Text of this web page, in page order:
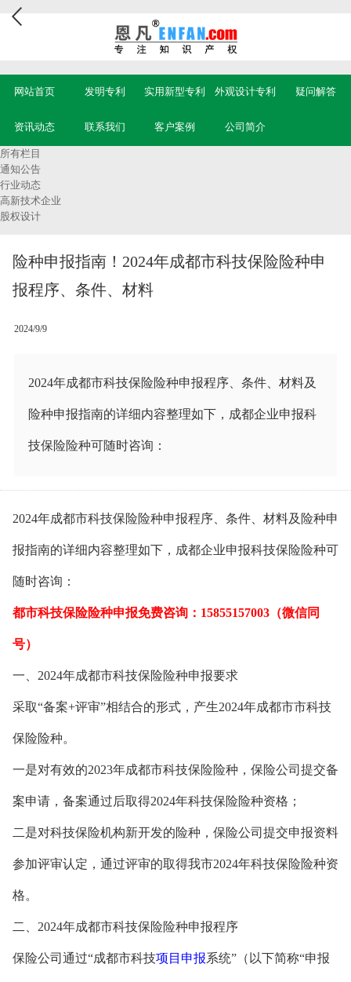
网站首页 发明专利 实用新型专利 外观设计专利 疑问解答
资讯动态 联系我们 客户案例 公司简介
所有栏目
通知公告
行业动态
高新技术企业
股权设计
险种申报指南！2024年成都市科技保险险种申
报程序、条件、材料
2024/9/9
2024年成都市科技保险险种申报程序、条件、材料及
险种申报指南的详细内容整理如下，成都企业申报科
技保险险种可随时咨询：
2024年成都市科技保险险种申报程序、条件、材料及险种申
报指南的详细内容整理如下，成都企业申报科技保险险种可
随时咨询：
都市科技保险险种申报免费咨询：15855157003（微信同
号）
一、2024年成都市科技保险险种申报要求
采取“备案+评审”相结合的形式，产生2024年成都市市科技
保险险种。
一是对有效的2023年成都市科技保险险种，保险公司提交备
案申请，备案通过后取得2024年科技保险险种资格；
二是对科技保险机构新开发的险种，保险公司提交申报资料
参加评审认定，通过评审的取得我市2024年科技保险险种资
格。
二、2024年成都市科技保险险种申报程序
保险公司通过“成都市科技项目申报系统”（以下简称“申报